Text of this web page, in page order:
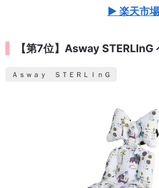
楽天市
【第7位】Asway STERLInG
Ａｓｗａｙ ＳＴＥＲＬＩｎＧ